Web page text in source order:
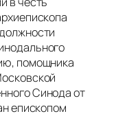
помощника
Синода от
епископом